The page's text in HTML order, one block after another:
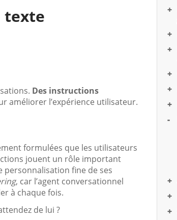
texte
Des instructions
améliorer l’expérience utilisateur.
formulées que les utilisateurs
jouent un rôle important
personnalisation fine de ses
, car l’agent conversationnel
à chaque fois.
de lui ?